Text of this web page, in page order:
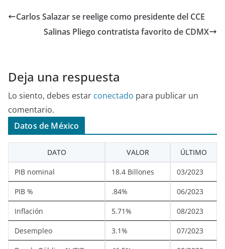
Carlos Salazar se reelige como presidente del CCE
Salinas Pliego contratista favorito de CDMX
Deja una respuesta
Lo siento, debes estar conectado para publicar un
comentario.
Datos de México
DATO VALOR ÚLTIMO
PIB nominal 18.4 Billones 03/2023
PIB % .84% 06/2023
Inflación 5.71% 08/2023
Desempleo 3.1% 07/2023